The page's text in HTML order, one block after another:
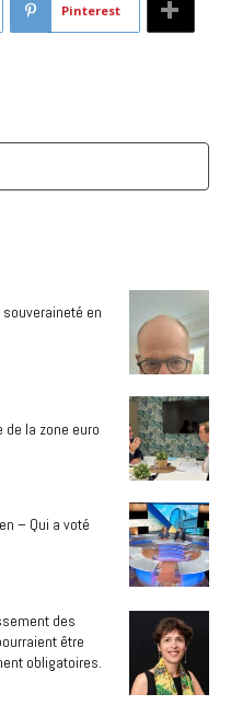
Pinterest
en
la zone euro
– Qui a voté
des
être
obligatoires.